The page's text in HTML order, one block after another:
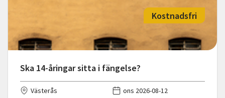
Ska 14-åringar sitta i fängelse?
Kostnadsfri
Västerås
ons 2026-08-12